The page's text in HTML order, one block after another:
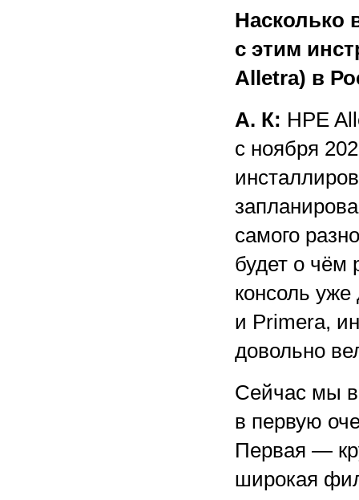
Насколько
с этим
Alletra) в
А. К: HPE
с ноября
самого
будет о чём
консоль уже
и Primera,
довольно
Сейчас мы
в первую
Первая —
широкая